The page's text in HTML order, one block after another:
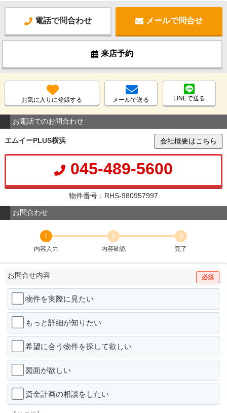
電話で問合わせ メールで問合せ
来店予約
お気に入りに登録する メールで送る LINEで送る
お電話でのお問合わせ
エムイーPLUS横浜 会社概要はこちら
045-489-5600
物件番号：RHS-980957997
お問合わせ
1
内容入力
2
内容確認
3
完了
お問合せ内容 必須
物件を実際に見たい
もっと詳細が知りたい
希望に合う物件を探して欲しい
図面が欲しい
資金計画の相談をしたい